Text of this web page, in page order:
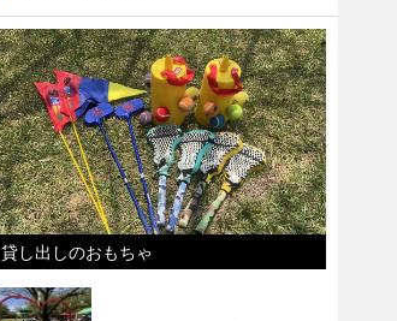
貸し出しのおもちゃ